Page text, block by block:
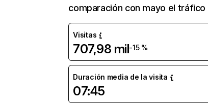
comparación con mayo el
Visitas
707,98 mil-15 %
Duración media de la visita
07:45